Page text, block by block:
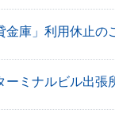
金庫」利用休止の
ーミナルビル出